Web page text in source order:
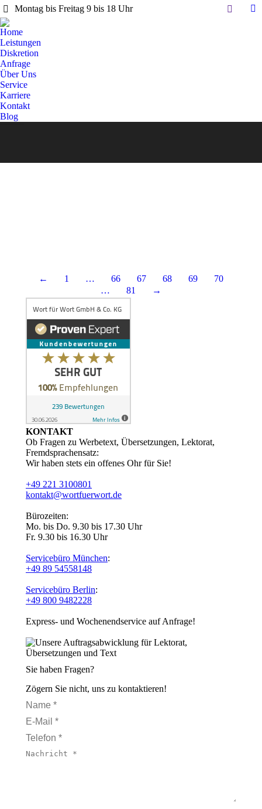
Montag bis Freitag 9 bis 18 Uhr Search:
Home
Leistungen
Diskretion
Anfrage
Über Uns
Service
Karriere
Kontakt
Blog
← 1 … 66 67 68 69
70
…
81 →
KONTAKT
Ob Fragen zu Werbetext, Übersetzungen, Lektorat,
Fremdsprachensatz:
Wir haben stets ein offenes Ohr für Sie!
+49 221 3100801
kontakt@wortfuerwort.de
Bürozeiten:
Mo. bis Do. 9.30 bis 17.30 Uhr
Fr. 9.30 bis 16.30 Uhr
Servicebüro München:
+49 89 54558148
Servicebüro Berlin:
+49 800 9482228
Express- und Wochenendservice auf Anfrage!
Sie haben Fragen?
Zögern Sie nicht, uns zu kontaktieren!
Name *
E-Mail *
Telefon *
Nachricht *